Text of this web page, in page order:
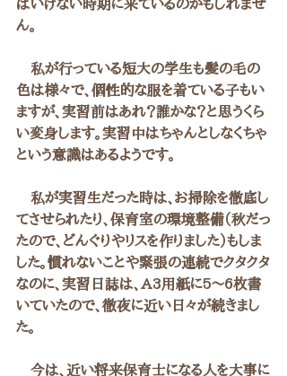
はいけない時期に来ているのかもしれませ
ん。
私が行っている短大の学生も髪の毛の
色は様々で、個性的な服を着ている子もい
ますが、実習前はあれ？誰かな？と思うくら
い変身します。実習中はちゃんとしなくちゃ
という意識はあるようです。
私が実習生だった時は、お掃除を徹底し
てさせられたり、保育室の環境整備（秋だっ
たので、どんぐりやリスを作りました）もしま
した。慣れないことや緊張の連続でクタクタ
なのに、実習日誌は、A3用紙に5〜6枚書
いていたので、徹夜に近い日々が続きまし
た。
今は、近い将来保育士になる人を大事に